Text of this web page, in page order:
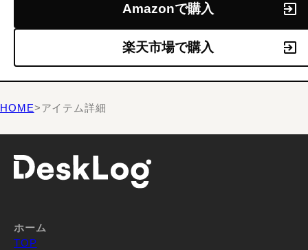
Amazonで購入
楽天市場で購入
HOME>アイテム詳細
ホーム
TOP